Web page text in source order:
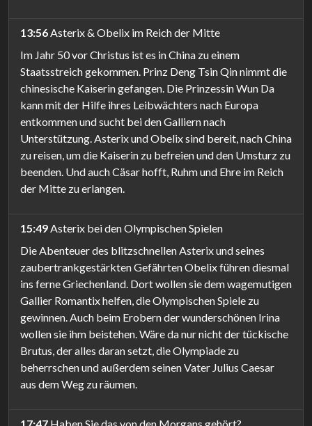
13:56Asterix & Obelix im Reich der Mitte
Im Jahr 50 vor Christus ist es in China zu einem
Staatsstreich gekommen. Prinz Deng Tsin Qin nimmt die
chinesische Kaiserin gefangen. Die Prinzessin Wun Da
kann mit der Hilfe ihres Leibwächters nach Europa
entkommen und sucht bei den Galliern nach
Unterstützung. Asterix und Obelix sind bereit, nach China
zu reisen, um die Kaiserin zu befreien und den Umsturz zu
beenden. Und auch Cäsar hofft, Ruhm und Ehre im Reich
der Mitte zu erlangen.
15:49Asterix bei den Olympischen Spielen
Die Abenteuer des blitzschnellen Asterix und seines
zaubertrankgestärkten Gefährten Obelix führen diesmal
ins ferne Griechenland. Dort wollen sie dem wagemutigen
Gallier Romantix helfen, die Olympischen Spiele zu
gewinnen. Auch beim Erobern der wunderschönen Irina
wollen sie ihm beistehen. Wäre da nur nicht der tückische
Brutus, der alles daran setzt, die Olympiade zu
beherrschen und außerdem seinen Vater Julius Caesar
aus dem Weg zu räumen.